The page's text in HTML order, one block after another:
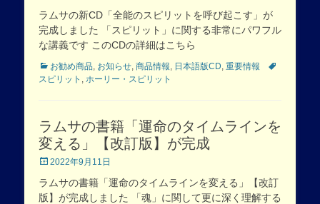
ラムサの新CD「全能のスピリットを呼び起こす」が
完成しました 「スピリット」に関する非常にパワフル
な講義です このCDの詳細はこちら
Categories
お勧め商品, お知らせ, 商品情報, 日本語版CD, 重要情報
Tags
スピリット , ホーリー・スピリット
ラムサの書籍「運命のタイムラインを
変える」【改訂版】が完成
Posted
2022年9月11日
ラムサの書籍「運命のタイムラインを変える」【改訂
版】が完成しました 「魂」に関して更に深く理解する